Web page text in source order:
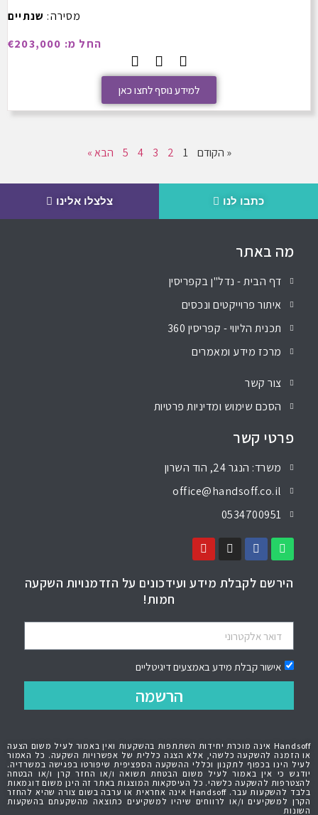
מסירה: שנתיים
החל מ: €203,000
למידע נוסף לחצו כאן
« הקודם 1
2
3
4
5 הבא »
כתבו לנו צלצלו אלינו
מה באתר
דף הבית - נדל"ן בקפריסין
איתור פרוייקטים ונכסים
תכנית הליווי - קפריסין 360
מרכז מידע ומאמרים
צור קשר
הסכם שימוש ומדיניות פרטיות
פרטי קשר
משרד: הנגר 24, הוד השרון
office@handsoff.co.il
0534700951
הירשם לקבלת מידע ועידכונים על הזדמנויות השקעה
חמות!
אישור קבלת מידע באמצעים דיגיטליים
הרשמה
Handsoff אינה מוכרת יחידות השתתפות בהשקעות ואין באמור לעיל משום הצעה
או הזמנה להשקעה כלשהי, אלא הצגה כללית של אפשרויות השקעה. כל האמור
לעיל הינו בכפוף לתקנון וכללי ההשקעה הספציפית שיפורטו בפגישה במשרדיה.
יודגש כי אין באמור לעיל משום הבטחת תשואה ו/או החזר קרן ו/או הבטחה
להצטרפות להשקעה כלשהי. כל העיסקאות המוצגות באתר זה הינן משום דוגמאות
בלבד להשקעות עבר. Handsoff אינה אחראית או ערבה בשום צורה שהיא להחזר
הקרן למשקיעים ו/או לרווחים שיהיו למשקיעים כתוצאה מהשקעתם בהשקעות
השונות